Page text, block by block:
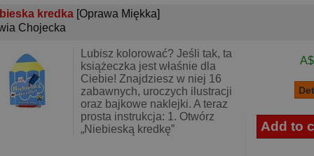
kredka [Oprawa Miękka]
Chojecka
Lubisz kolorować? Jeśli tak, ta
książeczka jest właśnie dla
Ciebie! Znajdziesz w niej 16
zabawnych, uroczych ilustracji
oraz bajkowe naklejki. A teraz
prosta instrukcja: 1. Otwórz
„Niebieską kredkę”